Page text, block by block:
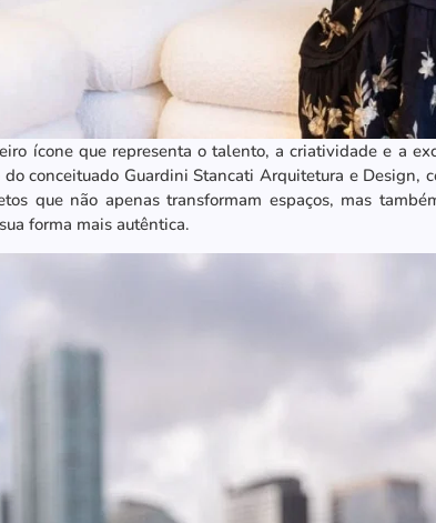
ícone que representa o talento, a criatividade e a
conceituado Guardini Stancati Arquitetura e Design,
que não apenas transformam espaços, mas
forma mais autêntica.